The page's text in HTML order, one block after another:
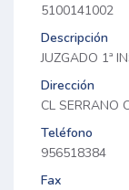
5100141002
Descripción
JUZGADO 1ª
Dirección
CL SERRANO
Teléfono
956518384
Fax